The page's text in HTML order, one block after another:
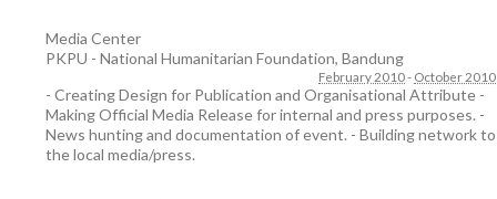
Media Center
PKPU - National Humanitarian Foundation, Bandung
February 2010- October 2010
- Creating Design for Publication and Organisational Attribute -
Making Official Media Release for internal and press purposes. -
News hunting and documentation of event. - Building network to
the local media/press.